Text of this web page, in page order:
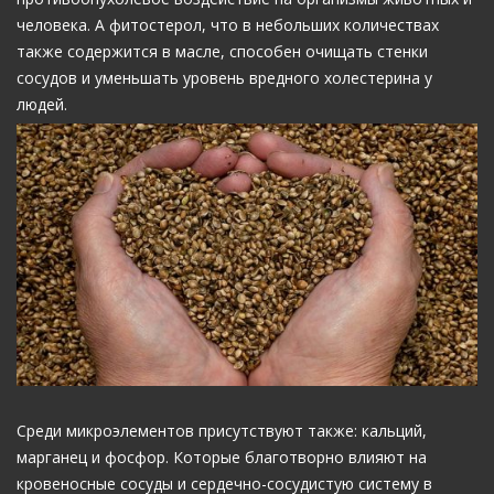
человека. А фитостерол, что в небольших количествах
также содержится в масле, способен очищать стенки
сосудов и уменьшать уровень вредного холестерина у
людей.
Среди микроэлементов присутствуют также: кальций,
марганец и фосфор. Которые благотворно влияют на
кровеносные сосуды и сердечно-сосудистую систему в